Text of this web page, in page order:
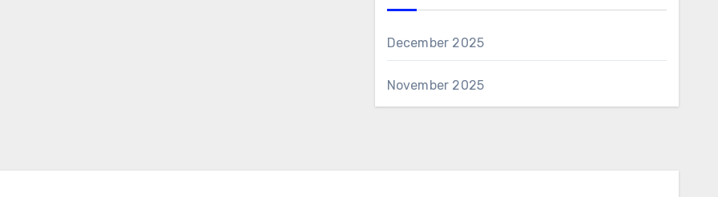
December 2025
November 2025